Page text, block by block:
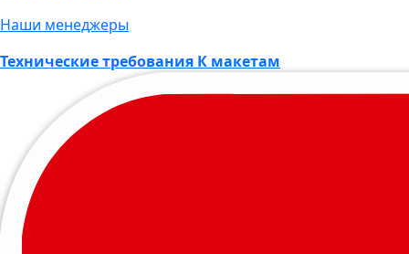
Наши менеджеры
Технические требования К макетам